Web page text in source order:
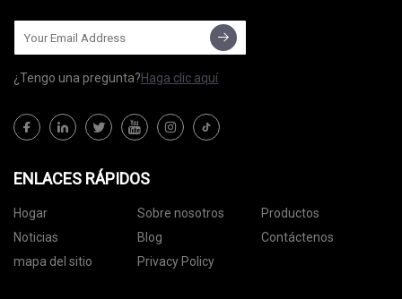
¿Tengo una pregunta?Haga clic aquí
ENLACES RÁPIDOS
Hogar Sobre nosotros
Productos
Noticias
Blog
Contáctenos
mapa del sitio
Privacy Policy